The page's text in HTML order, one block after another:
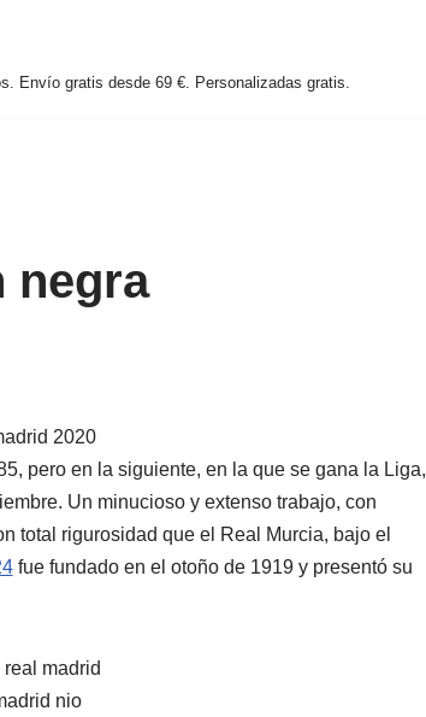
Envío gratis desde 69 €. Personalizadas gratis.
negra
pero en la siguiente, en la que se gana la Liga,
Un minucioso y extenso trabajo, con
total rigurosidad que el Real Murcia, bajo el
fue fundado en el otoño de 1919 y presentó su